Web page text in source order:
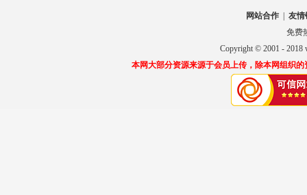
网站合作
友情
免费
Copyright © 2001 -
本网大部分资源来源于会员上传，除本网组织